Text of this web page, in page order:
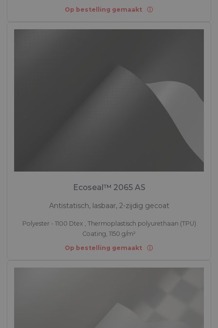
Op bestelling gemaakt
Ecoseal™ 2065 AS
Antistatisch, lasbaar, 2-zijdig gecoat
Polyester - 1100 Dtex , Thermoplastisch polyurethaan (TPU)
Coating, 1150 g/m²
Op bestelling gemaakt